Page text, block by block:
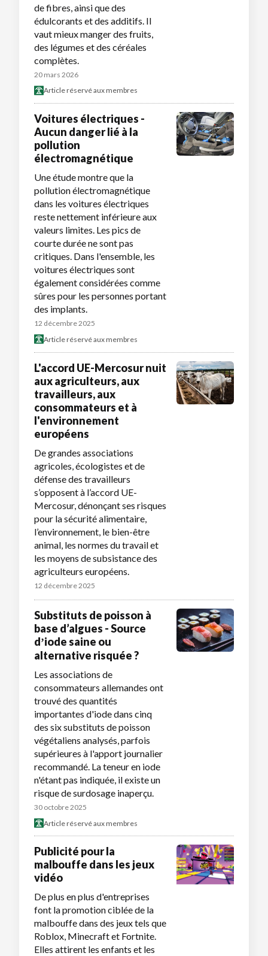
de fibres, ainsi que des
édulcorants et des additifs. Il
vaut mieux manger des fruits,
des légumes et des céréales
complètes.
20 mars 2026
Article réservé aux membres
Voitures électriques -
Aucun danger lié à la
pollution
électromagnétique
Une étude montre que la
pollution électromagnétique
dans les voitures électriques
reste nettement inférieure aux
valeurs limites. Les pics de
courte durée ne sont pas
critiques. Dans l'ensemble, les
voitures électriques sont
également considérées comme
sûres pour les personnes portant
des implants.
12 décembre 2025
Article réservé aux membres
L'accord UE-Mercosur nuit
aux agriculteurs, aux
travailleurs, aux
consommateurs et à
l'environnement
européens
De grandes associations
agricoles, écologistes et de
défense des travailleurs
s’opposent à l’accord UE-
Mercosur, dénonçant ses risques
pour la sécurité alimentaire,
l’environnement, le bien-être
animal, les normes du travail et
les moyens de subsistance des
agriculteurs européens.
12 décembre 2025
Substituts de poisson à
base d’algues - Source
dʼiode saine ou
alternative risquée ?
Les associations de
consommateurs allemandes ont
trouvé des quantités
importantes d'iode dans cinq
des six substituts de poisson
végétaliens analysés, parfois
supérieures à l'apport journalier
recommandé. La teneur en iode
n'étant pas indiquée, il existe un
risque de surdosage inaperçu.
30 octobre 2025
Article réservé aux membres
Publicité pour la
malbouffe dans les jeux
vidéo
De plus en plus d'entreprises
font la promotion ciblée de la
malbouffe dans des jeux tels que
Roblox, Minecraft et Fortnite.
Elles attirent les enfants et les